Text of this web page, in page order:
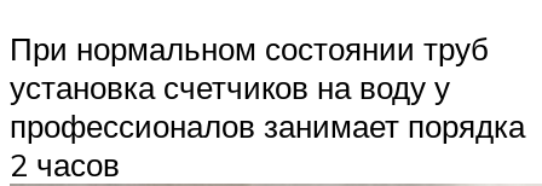
При нормальном состоянии труб
установка счетчиков на воду у
профессионалов занимает порядка
2 часов